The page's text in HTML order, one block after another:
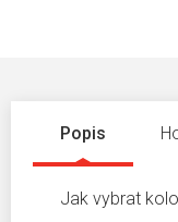
Popis
Jak vybrat kolo